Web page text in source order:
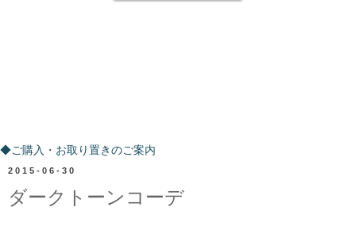
◆ご購入・お取り置きのご案内
2015-06-30
ダークトーンコーデ